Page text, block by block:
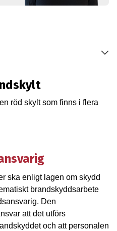
röd skylt som finns i flera
ska enligt lagen om skydd
brandskyddsarbete
Den
att det utförs
och att personalen